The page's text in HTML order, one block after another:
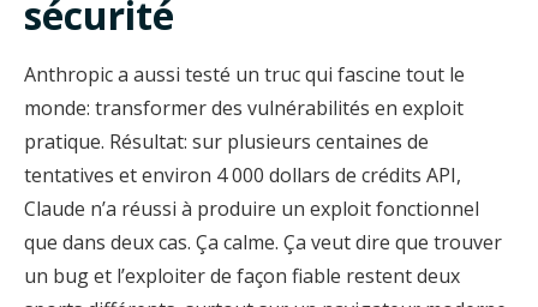
sécurité
Anthropic a aussi testé un truc qui fascine tout le
monde: transformer des vulnérabilités en exploit
pratique. Résultat: sur plusieurs centaines de
tentatives et environ 4 000 dollars de crédits API,
Claude n’a réussi à produire un exploit fonctionnel
que dans deux cas. Ça calme. Ça veut dire que trouver
un bug et l’exploiter de façon fiable restent deux